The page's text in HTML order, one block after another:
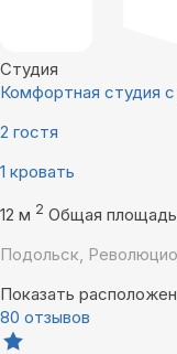
Студия
Комфортная студия
2 гостя
1 кровать
12 м 2 Общая
Подольск,
Показать
80 отзывов